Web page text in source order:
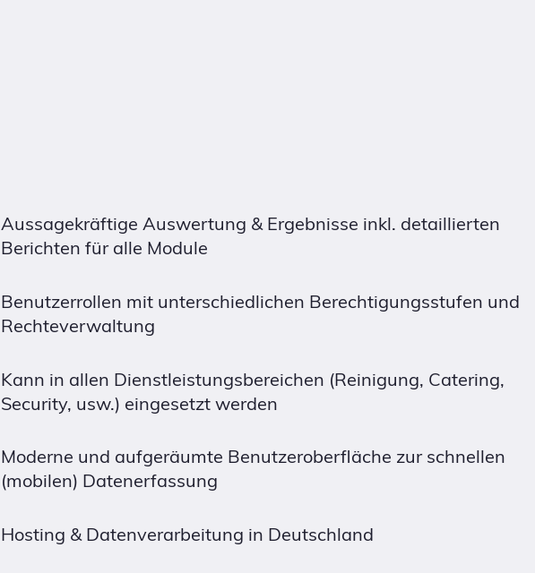
Aussagekräftige Auswertung & Ergebnisse inkl. detaillierten
Berichten für alle Module
Benutzerrollen mit unterschiedlichen Berechtigungsstufen und
Rechteverwaltung
Kann in allen Dienstleistungsbereichen (Reinigung, Catering,
Security, usw.) eingesetzt werden
Moderne und aufgeräumte Benutzeroberfläche zur schnellen
(mobilen) Datenerfassung
Hosting & Datenverarbeitung in Deutschland